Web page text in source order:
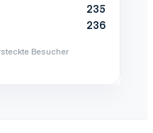
235
236
Besucher